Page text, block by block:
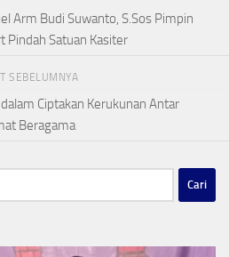
Arm Budi Suwanto, S.Sos Pimpin
Pindah Satuan Kasiter
SEBELUMNYA
Ciptakan Kerukunan Antar
Beragama